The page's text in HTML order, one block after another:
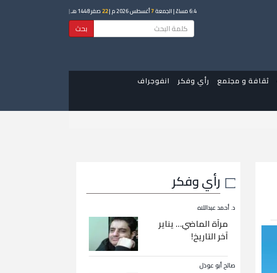
6:4 مساءً | الجمعة7أغسطس 2026 م | 22 صفر 1448 هـ |
بحث
ثقافة و مجتمع رأي وفكر
انفوجراف
رأي وفكر
د. أحمد عبداللاه
مرآة الماضي… يناير
آخر التاريخ!
صالح أبو عوذل